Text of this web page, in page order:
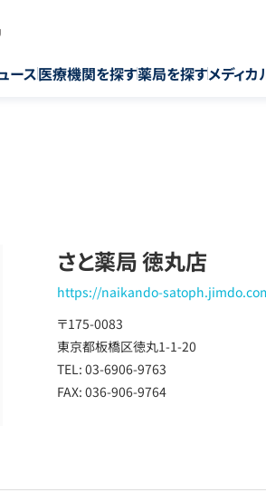
ース医療機関を探す薬局を探すメディカ
さと薬局 徳丸店
https://naikando-
〒175-0083
東京都板橋区徳丸1-1-20
TEL: 03-6906-9763
FAX: 036-906-9764